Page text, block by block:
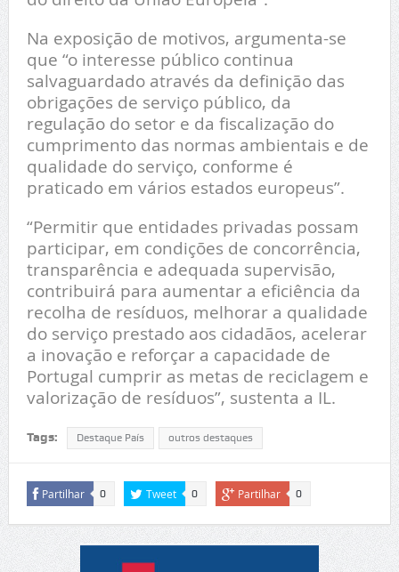
Na exposição de motivos, argumenta-se
que “o interesse público continua
salvaguardado através da definição das
obrigações de serviço público, da
regulação do setor e da fiscalização do
cumprimento das normas ambientais e de
qualidade do serviço, conforme é
praticado em vários estados europeus”.
“Permitir que entidades privadas possam
participar, em condições de concorrência,
transparência e adequada supervisão,
contribuirá para aumentar a eficiência da
recolha de resíduos, melhorar a qualidade
do serviço prestado aos cidadãos, acelerar
a inovação e reforçar a capacidade de
Portugal cumprir as metas de reciclagem e
valorização de resíduos”, sustenta a IL.
Tags: Destaque País outros destaques
Partilhar 0 Tweet 0 Partilhar 0